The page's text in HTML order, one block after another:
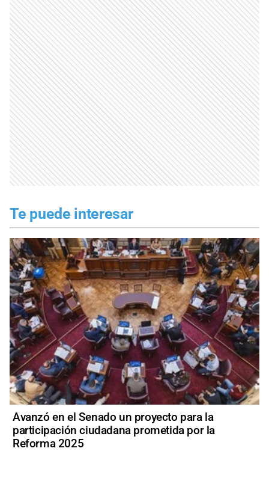
Te puede interesar
Avanzó en el Senado un proyecto para la
participación ciudadana prometida por la
Reforma 2025